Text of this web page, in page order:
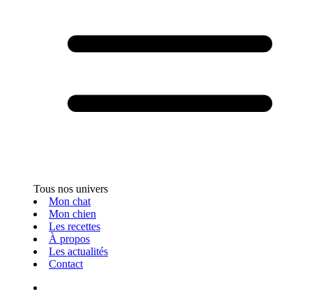
Tous nos univers
Mon chat
Mon chien
Les recettes
À propos
Les actualités
Contact